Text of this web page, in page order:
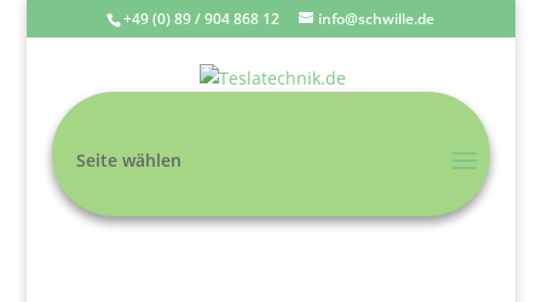
+49 (0) 89 / 904 868 12 info@schwille.de
Seite wählen